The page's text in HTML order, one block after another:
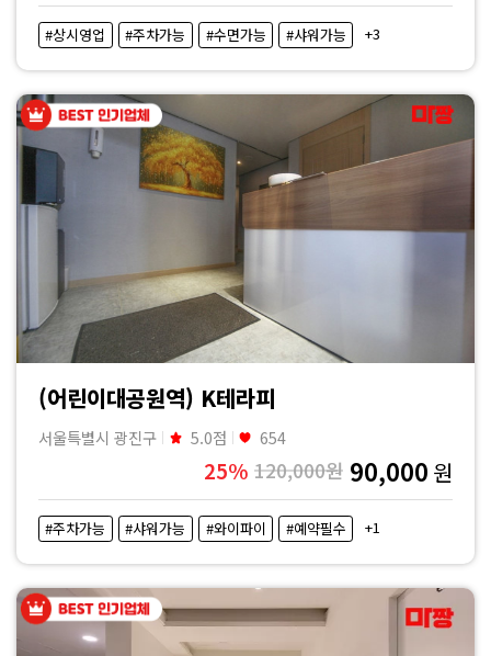
처
마
사
지
샵
가
격
마
짱
#상시영업 #주차가능 #수면가능 #샤워가능 +3
(어린이대공원역) K테라피
서울특별시 광진구 5.0점 654
25% 120,000원 90,000 원
#주차가능 #샤워가능 #와이파이 #예약필수 +1